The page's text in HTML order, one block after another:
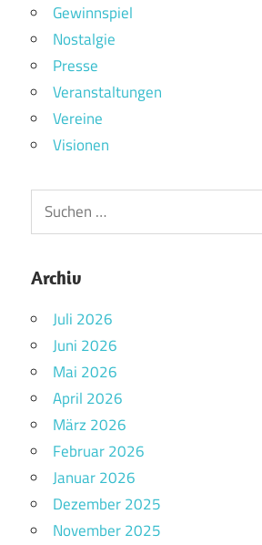
Gewinnspiel
Nostalgie
Presse
Veranstaltungen
Vereine
Visionen
Archiv
Juli 2026
Juni 2026
Mai 2026
April 2026
März 2026
Februar 2026
Januar 2026
Dezember 2025
November 2025